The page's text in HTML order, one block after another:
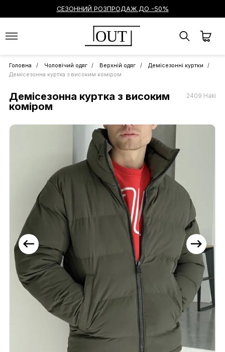
СЕЗОННИЙ РОЗПРОДАЖ ДО -50%
OUT
Головна Чоловічий одяг Верхній одяг
Демісезонні куртки
Демісезонна куртка з високим коміром
Демісезонна куртка з високим
коміром
2409 Haki